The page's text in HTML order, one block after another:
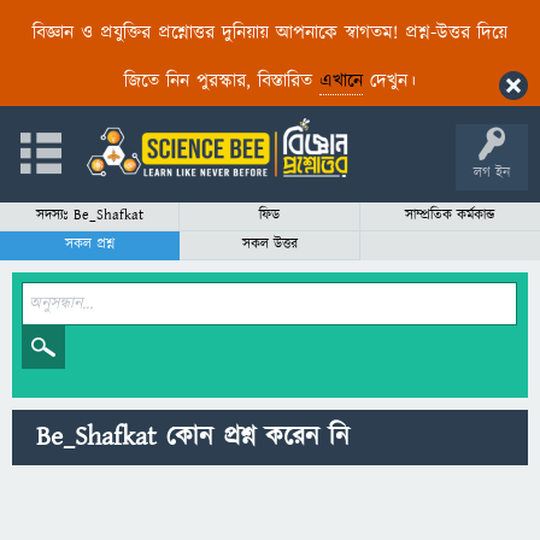
বিজ্ঞান ও প্রযুক্তির প্রশ্নোত্তর দুনিয়ায় আপনাকে স্বাগতম! প্রশ্ন-উত্তর দিয়ে
জিতে নিন পুরস্কার, বিস্তারিত এখানেদেখুন।
লগ ইন
সদস্যঃ Be_Shafkat ফিড
সাম্প্রতিক কর্মকান্ড
সকল প্রশ্ন
সকল উত্তর
Be_Shafkat কোন প্রশ্ন করেন নি